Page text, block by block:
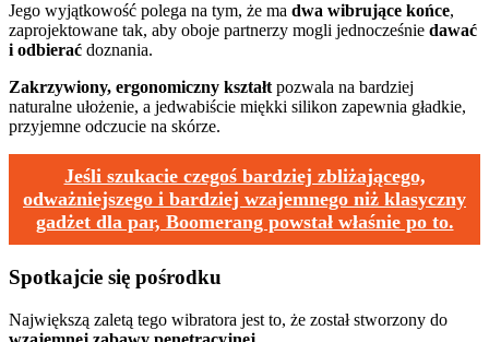
Jego wyjątkowość polega na tym, że ma dwa wibrujące końce,
zaprojektowane tak, aby oboje partnerzy mogli jednocześnie dawać
i odbierać doznania.
Zakrzywiony, ergonomiczny kształt pozwala na bardziej
naturalne ułożenie, a jedwabiście miękki silikon zapewnia gładkie,
przyjemne odczucie na skórze.
Jeśli szukacie czegoś bardziej zbliżającego,
odważniejszego i bardziej wzajemnego niż klasyczny
gadżet dla par, Boomerang powstał właśnie po to.
Spotkajcie się pośrodku
Największą zaletą tego wibratora jest to, że został stworzony do